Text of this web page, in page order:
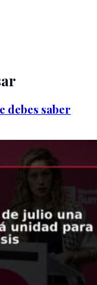
debes saber